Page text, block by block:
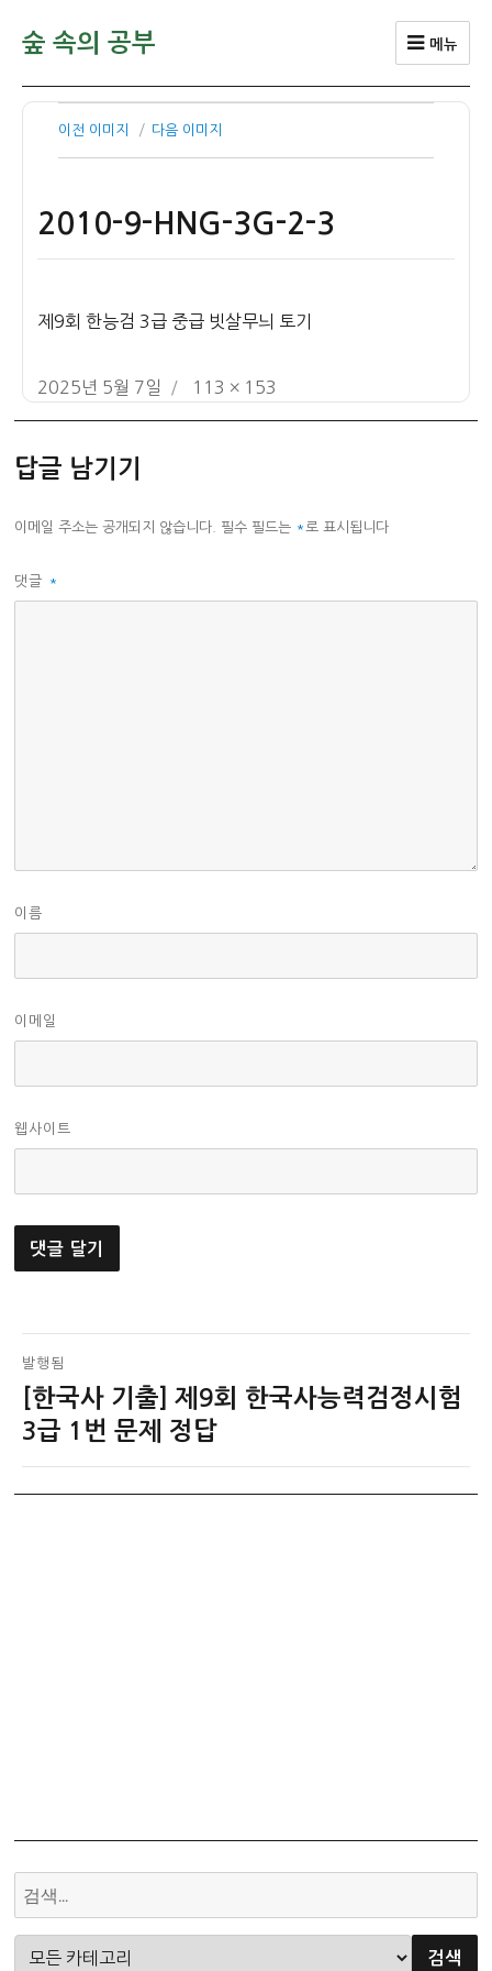
숲 속의 공부 메뉴
이전 이미지 다음 이미지
2010-9-HNG-3G-2-3
제9회 한능검 3급 중급 빗살무늬 토기
작
자
2025년 5월 7일
전
113 × 153
답글 남기기
이메일 주소는 공개되지 않습니다. 필수 필드는 *로 표시됩니다
댓글 *
이름
이메일
웹사이트
글
탐
색
발행됨
[한국사 기출] 제9회 한국사능력검정시험
3급 1번 문제 정답